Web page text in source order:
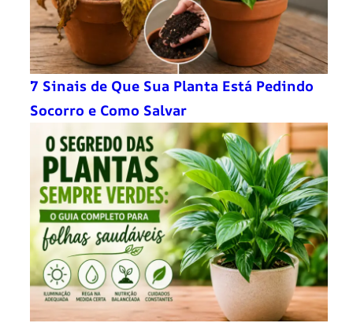
7 Sinais de Que Sua Planta Está Pedindo
Socorro e Como Salvar